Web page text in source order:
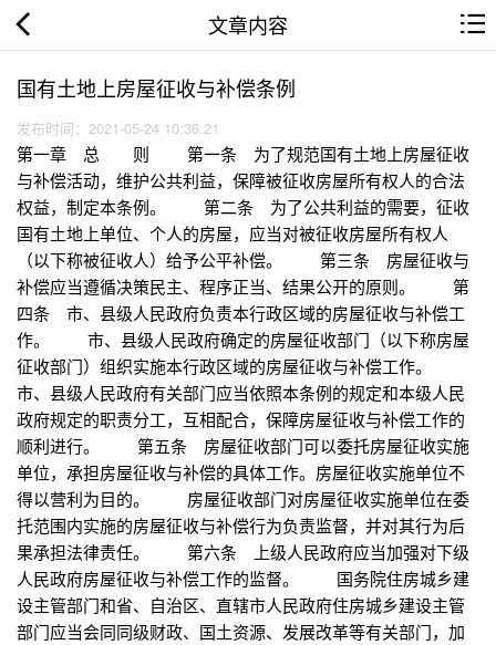
文章内容
国有土地上房屋征收与补偿条例
发布时间：2021-05-24 10:36:21
第一章 总 则 第一条 为了规范国有土地上房屋征收
与补偿活动，维护公共利益，保障被征收房屋所有权人的合法
权益，制定本条例。 第二条 为了公共利益的需要，征收
国有土地上单位、个人的房屋，应当对被征收房屋所有权人
（以下称被征收人）给予公平补偿。 第三条 房屋征收与
补偿应当遵循决策民主、程序正当、结果公开的原则。 第
四条 市、县级人民政府负责本行政区域的房屋征收与补偿工
作。 市、县级人民政府确定的房屋征收部门（以下称房屋
征收部门）组织实施本行政区域的房屋征收与补偿工作。
市、县级人民政府有关部门应当依照本条例的规定和本级人民
政府规定的职责分工，互相配合，保障房屋征收与补偿工作的
顺利进行。 第五条 房屋征收部门可以委托房屋征收实施
单位，承担房屋征收与补偿的具体工作。房屋征收实施单位不
得以营利为目的。 房屋征收部门对房屋征收实施单位在委
托范围内实施的房屋征收与补偿行为负责监督，并对其行为后
果承担法律责任。 第六条 上级人民政府应当加强对下级
人民政府房屋征收与补偿工作的监督。 国务院住房城乡建
设主管部门和省、自治区、直辖市人民政府住房城乡建设主管
部门应当会同同级财政、国土资源、发展改革等有关部门，加